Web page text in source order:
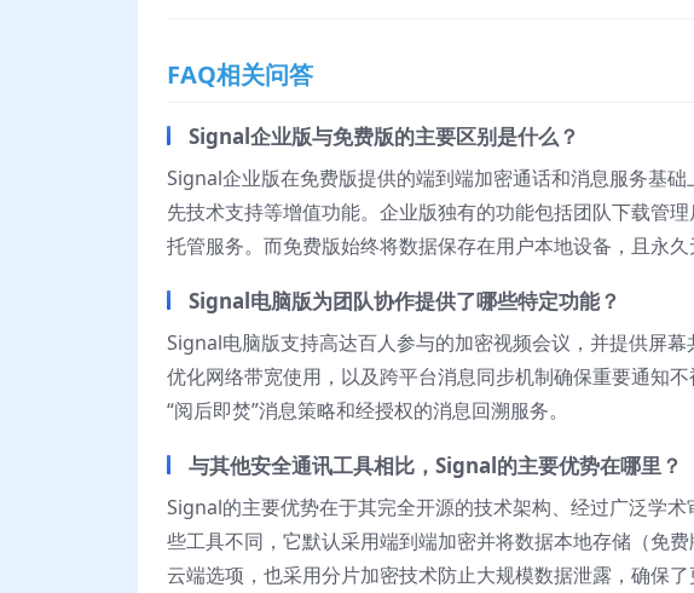
FAQ相关问答
Signal企业版与免费版的主要区别是什么？
Signal企业版在免费版提供的端到端加密通话和消息服务基
先技术支持等增值功能。企业版独有的功能包括团队下载管
托管服务。而免费版始终将数据保存在用户本地设备，且永久
Signal电脑版为团队协作提供了哪些特定功能？
Signal电脑版支持高达百人参与的加密视频会议，并提供屏
优化网络带宽使用，以及跨平台消息同步机制确保重要通知
“阅后即焚”消息策略和经授权的消息回溯服务。
与其他安全通讯工具相比，Signal的主要优势在哪里？
Signal的主要优势在于其完全开源的技术架构、经过广泛学
些工具不同，它默认采用端到端加密并将数据本地存储（免
云端选项，也采用分片加密技术防止大规模数据泄露，确保了